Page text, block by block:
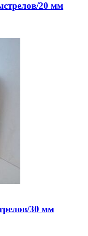
20 мм
30 мм